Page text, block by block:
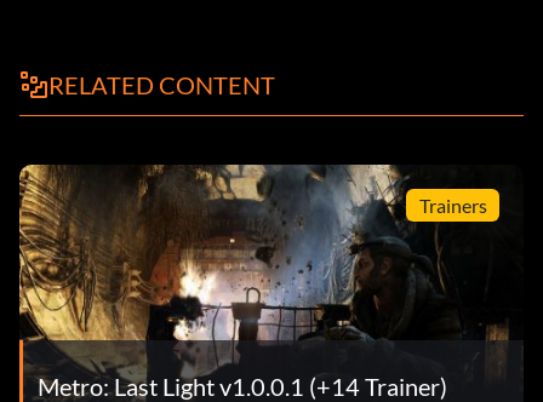
RELATED CONTENT
Trainers
Metro: Last Light v1.0.0.1 (+14 Trainer)